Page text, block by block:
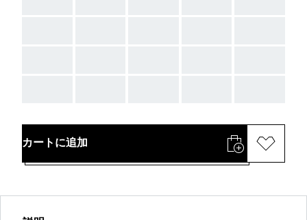
カートに追加